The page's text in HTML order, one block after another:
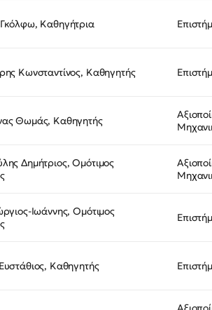
Καθηγήτρια
Κωνσταντίνος, Καθηγητής
Θωμάς, Καθηγητής
Δημήτριος, Ομότιμος
Ιωάννης, Ομότιμος
Καθηγητής